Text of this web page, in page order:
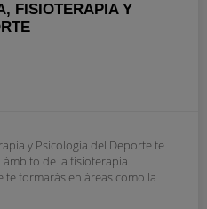
FISIOTERAPIA Y
y Psicología del Deporte te
de la fisioterapia
formarás en áreas como la